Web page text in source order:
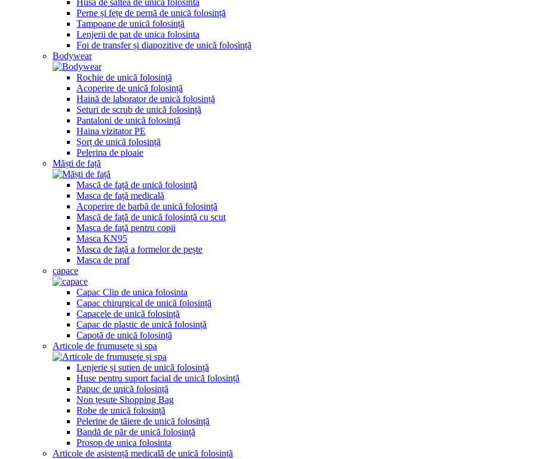
Husa de saltea de unica folosinta
Perne și fețe de pernă de unică folosință
Tampoane de unică folosință
Lenjerii de pat de unica folosinta
Foi de transfer și diapozitive de unică folosință
Bodywear
Rochie de unică folosință
Acoperire de unică folosință
Haină de laborator de unică folosință
Seturi de scrub de unică folosință
Pantaloni de unică folosință
Haina vizitator PE
Șorț de unică folosință
Pelerina de ploaie
Măști de față
Mască de față de unică folosință
Masca de față medicală
Acoperire de barbă de unică folosință
Mască de față de unică folosință cu scut
Masca de față pentru copii
Masca KN95
Masca de față a formelor de pește
Masca de praf
capace
Capac Clip de unica folosinta
Capac chirurgical de unică folosință
Capacele de unică folosință
Capac de plastic de unică folosință
Capotă de unică folosință
Articole de frumusețe și spa
Lenjerie și sutien de unică folosință
Huse pentru suport facial de unică folosință
Papuc de unică folosință
Non țesute Shopping Bag
Robe de unică folosință
Pelerine de tăiere de unică folosință
Bandă de păr de unică folosință
Prosop de unica folosinta
Articole de asistență medicală de unică folosință